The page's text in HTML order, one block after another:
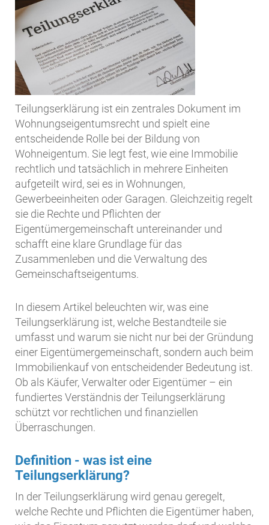
Teilungserklärung ist ein zentrales Dokument im
Wohnungseigentumsrecht und spielt eine
entscheidende Rolle bei der Bildung von
Wohneigentum. Sie legt fest, wie eine Immobilie
rechtlich und tatsächlich in mehrere Einheiten
aufgeteilt wird, sei es in Wohnungen,
Gewerbeeinheiten oder Garagen. Gleichzeitig regelt
sie die Rechte und Pflichten der
Eigentümergemeinschaft untereinander und
schafft eine klare Grundlage für das
Zusammenleben und die Verwaltung des
Gemeinschaftseigentums.
In diesem Artikel beleuchten wir, was eine
Teilungserklärung ist, welche Bestandteile sie
umfasst und warum sie nicht nur bei der Gründung
einer Eigentümergemeinschaft, sondern auch beim
Immobilienkauf von entscheidender Bedeutung ist.
Ob als Käufer, Verwalter oder Eigentümer – ein
fundiertes Verständnis der Teilungserklärung
schützt vor rechtlichen und finanziellen
Überraschungen.
Definition - was ist eine
Teilungserklärung?
In der Teilungserklärung wird genau geregelt,
welche Rechte und Pflichten die Eigentümer haben,